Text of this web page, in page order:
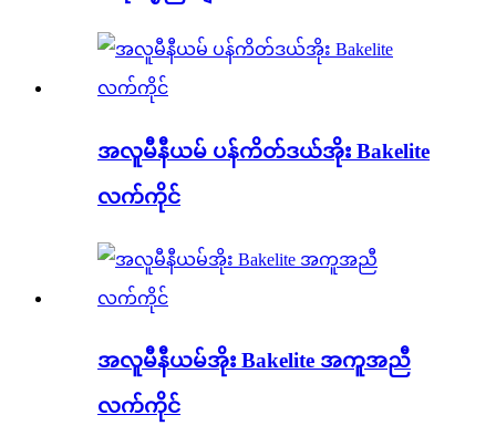
အလူမီနီယမ် ပန်ကိတ်ဒယ်အိုး Bakelite
လက်ကိုင်
အလူမီနီယမ်အိုး Bakelite အကူအညီ
လက်ကိုင်